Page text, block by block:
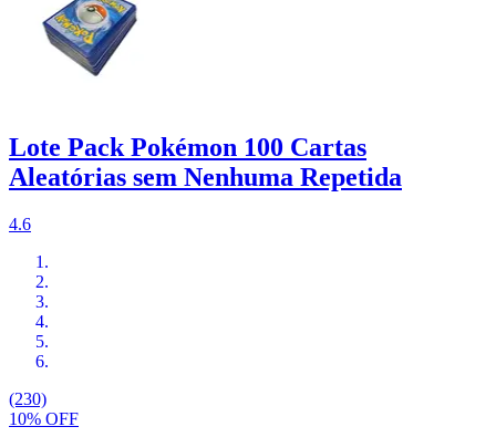
Lote Pack Pokémon 100 Cartas
Aleatórias sem Nenhuma Repetida
4.6
(230)
10% OFF